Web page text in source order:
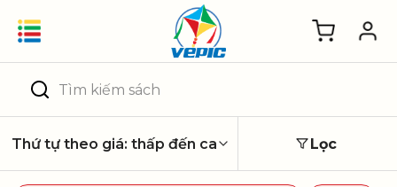
Tìm
kiếm:
Lọc